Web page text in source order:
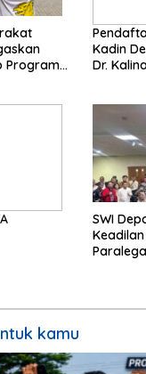
Program
Kadin
Dr.
SWI
kamu